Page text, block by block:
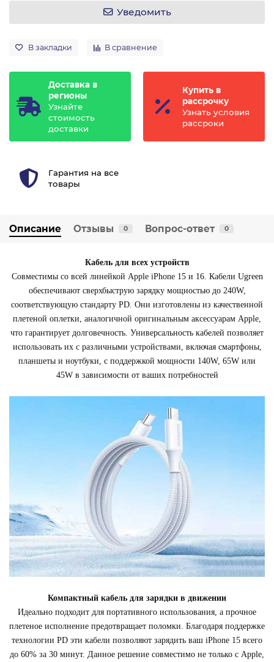
Уведомить
В закладки В сравнение
Доставка в
регионы
Узнайте
стоимость
доставки
Купить в
рассрочку
Узнать условия
рассроки
Гарантия на все
товары
Описание Отзывы 0 Вопрос-ответ 0
Кабель для всех устройств
Совместимы со всей линейкой Apple iPhone 15 и 16. Кабели Ugreen
обеспечивают сверхбыструю зарядку мощностью до 240W,
соответствующую стандарту PD. Они изготовлены из качественной
плетеной оплетки, аналогичной оригинальным аксессуарам Apple,
что гарантирует долговечность. Универсальность кабелей позволяет
использовать их с различными устройствами, включая смартфоны,
планшеты и ноутбуки, с поддержкой мощности 140W, 65W или
45W в зависимости от ваших потребностей
Компактный кабель для зарядки в движении
Идеально подходит для портативного использования, а прочное
плетеное исполнение предотвращает поломки. Благодаря поддержке
технологии PD эти кабели позволяют зарядить ваш iPhone 15 всего
до 60% за 30 минут. Данное решение совместимо не только с Apple,